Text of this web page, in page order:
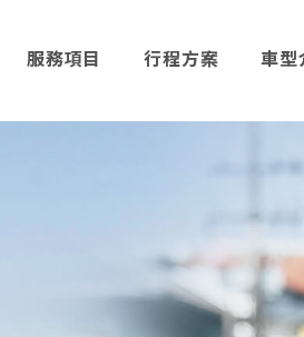
服務項目 行程方案 車型